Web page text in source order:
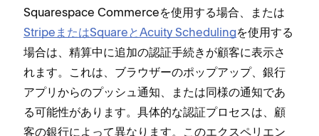
Squarespace Commerceを使用する場合⁠、または
StripeまたはSquareとAcuity Schedulingを使用する
場合は⁠、精算中に追加の認証手続きが顧客に表示さ
れます⁠。これは⁠、ブラウザ⁠ーのポ⁠ップア⁠ップ⁠、銀行
アプリからのプ⁠ッシ⁠ュ通知⁠、または同様の通知であ
る可能性があります⁠。具体的な認証プロセスは⁠、顧
客の銀行によ⁠って異なります⁠。このエクスペリエン